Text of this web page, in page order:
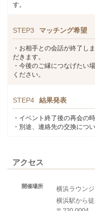
す。
STEP3 マッチング希望
・お相手との会話が終了し
だきます。
・今後のご縁につなげたい
ください。
STEP4 結果発表
・イベント終了後の再会の
・別途、連絡先の交換につ
アクセス
開催場所
横浜ラウンジ
横浜駅から